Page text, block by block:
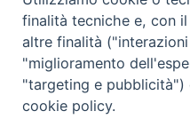
finalità tecniche e, con
altre finalità
"miglioramento
"targeting e pubblicità")
cookie policy.